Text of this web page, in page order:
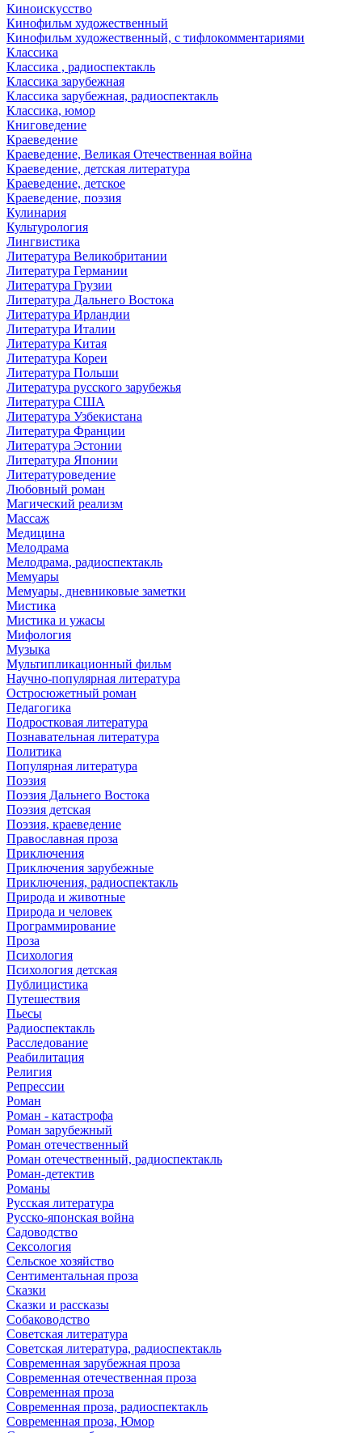
Киноискусство
Кинофильм художественный
Кинофильм художественный, с тифлокомментариями
Классика
Классика , радиоспектакль
Классика зарубежная
Классика зарубежная, радиоспектакль
Классика, юмор
Книговедение
Краеведение
Краеведение, Великая Отечественная война
Краеведение, детская литература
Краеведение, детское
Краеведение, поэзия
Кулинария
Культурология
Лингвистика
Литература Великобритании
Литература Германии
Литература Грузии
Литература Дальнего Востока
Литература Ирландии
Литература Италии
Литература Китая
Литература Кореи
Литература Польши
Литература русского зарубежья
Литература США
Литература Узбекистана
Литература Франции
Литература Эстонии
Литература Японии
Литературоведение
Любовный роман
Магический реализм
Массаж
Медицина
Мелодрама
Мелодрама, радиоспектакль
Мемуары
Мемуары, дневниковые заметки
Мистика
Мистика и ужасы
Мифология
Музыка
Мультипликационный фильм
Научно-популярная литература
Остросюжетный роман
Педагогика
Подростковая литература
Познавательная литература
Политика
Популярная литература
Поэзия
Поэзия Дальнего Востока
Поэзия детская
Поэзия, краеведение
Православная проза
Приключения
Приключения зарубежные
Приключения, радиоспектакль
Природа и животные
Природа и человек
Программирование
Проза
Психология
Психология детская
Публицистика
Путешествия
Пьесы
Радиоспектакль
Расследование
Реабилитация
Религия
Репрессии
Роман
Роман - катастрофа
Роман зарубежный
Роман отечественный
Роман отечественный, радиоспектакль
Роман-детектив
Романы
Русская литература
Русско-японская война
Садоводство
Сексология
Сельское хозяйство
Сентиментальная проза
Сказки
Сказки и рассказы
Собаководство
Советская литература
Советская литература, радиоспектакль
Современная зарубежная проза
Современная отечественная проза
Современная проза
Современная проза, радиоспектакль
Современная проза, Юмор